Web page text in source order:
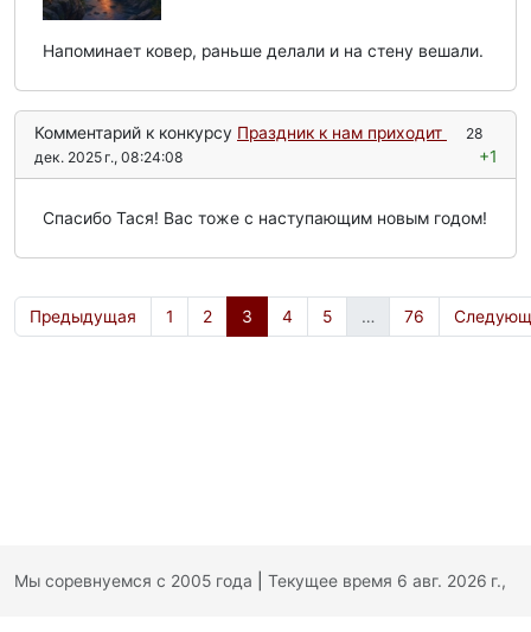
Напоминает ковер, раньше делали и на стену вешали.
Комментарий к конкурсу Праздник к нам приходит
28
дек. 2025 г., 08:24:08
+1
Спасибо Тася! Вас тоже с наступающим новым годом!
Предыдущая 1 2 3 4 5 … 76
Мы соревнуемся с 2005 года Текущее время 6 авг. 2026 г.,